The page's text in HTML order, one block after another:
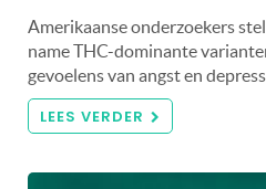
Amerikaanse onderzoekers
name THC-dominante
gevoelens van angst en
LEES VERDER